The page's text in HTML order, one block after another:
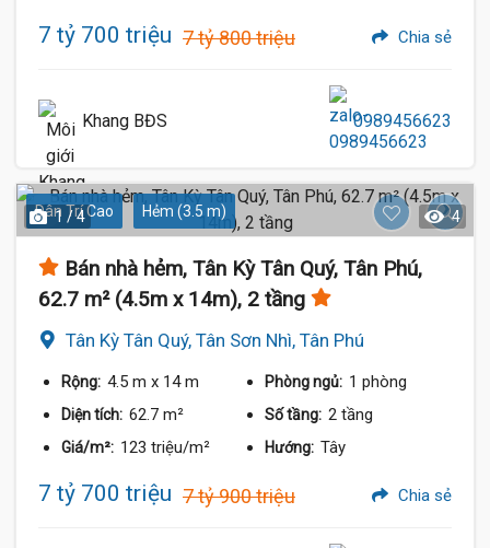
7 tỷ 700 triệu 7 tỷ 800 triệu Chia sẻ
Khang BĐS 0989456623
Dân Trí Cao Hẻm (3.5 m)
1 / 4 4
Bán nhà hẻm, Tân Kỳ Tân Quý, Tân Phú,
62.7 m² (4.5m x 14m), 2 tầng
Tân Kỳ Tân Quý, Tân Sơn Nhì, Tân Phú
Rộng: 4.5 m x 14 m Phòng ngủ: 1 phòng
Diện tích: 62.7 m² Số tầng: 2 tầng
Giá/m²: 123 triệu/m² Hướng: Tây
7 tỷ 700 triệu 7 tỷ 900 triệu Chia sẻ